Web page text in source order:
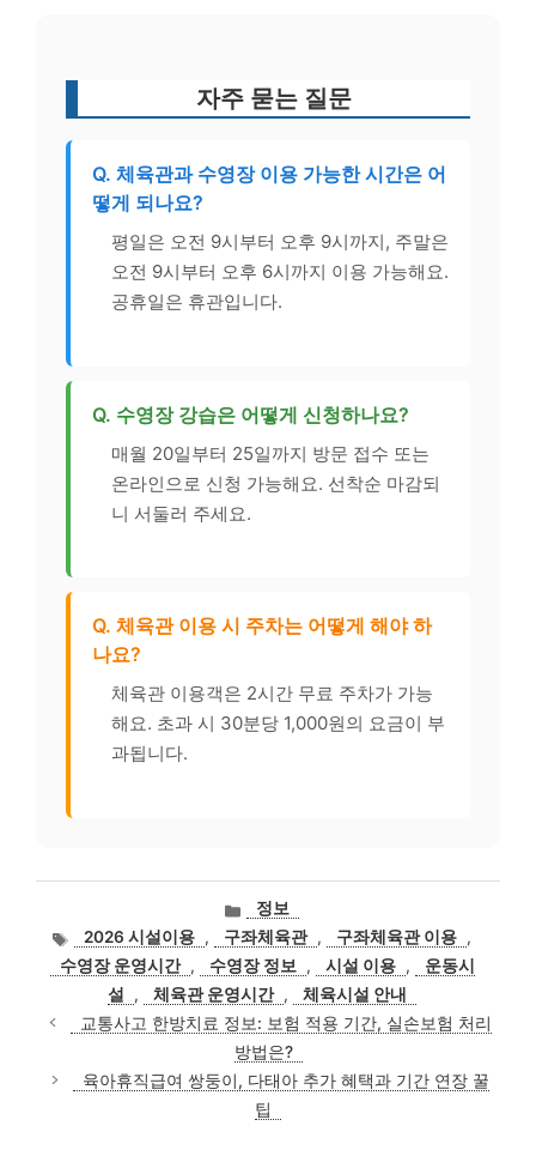
자주 묻는 질문
Q. 체육관과 수영장 이용 가능한 시간은 어
떻게 되나요?
평일은 오전 9시부터 오후 9시까지, 주말은
오전 9시부터 오후 6시까지 이용 가능해요.
공휴일은 휴관입니다.
Q. 수영장 강습은 어떻게 신청하나요?
매월 20일부터 25일까지 방문 접수 또는
온라인으로 신청 가능해요. 선착순 마감되
니 서둘러 주세요.
Q. 체육관 이용 시 주차는 어떻게 해야 하
나요?
체육관 이용객은 2시간 무료 주차가 가능
해요. 초과 시 30분당 1,000원의 요금이 부
과됩니다.
카
테
고
리
정보
태
그
2026 시설이용 , 구좌체육관 , 구좌체육관 이용 ,
수영장 운영시간 , 수영장 정보 , 시설 이용 ,
운동시
설
, 체육관 운영시간 ,
체육시설 안내
교통사고 한방치료 정보: 보험 적용 기간, 실손보험 처리
방법은?
육아휴직급여 쌍둥이, 다태아 추가 혜택과 기간 연장 꿀
팁